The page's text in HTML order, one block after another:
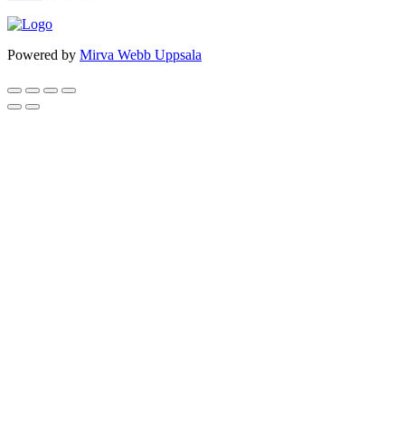
Powered by Mirva Webb Uppsala